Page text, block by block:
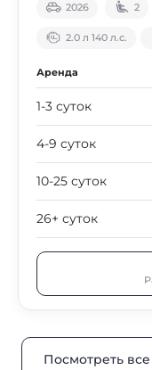
2026 2
2.0 л 140 л.с.
Аренда
1-3 суток
4-9 суток
10-25 суток
26+ суток
Посмотреть